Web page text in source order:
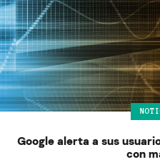
Google alerta a sus
con